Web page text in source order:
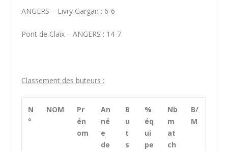
ANGERS – Livry Gargan : 6-6
Pont de Claix – ANGERS : 14-7
Classement des buteurs :
N
°
NOM
Pr
én
om
An
né
e
de
B
u
t
s
%
éq
ui
pe
Nb
m
at
ch
B/
M